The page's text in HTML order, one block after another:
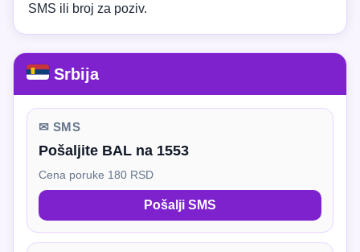
SMS ili broj za poziv.
Srbija
✉ SMS
Pošaljite BAL na 1553
Cena poruke 180 RSD
Pošalji SMS